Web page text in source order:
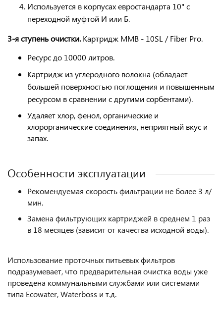
Используется в корпусах евростандарта 10" с
переходной муфтой И или Б.
3-я ступень очистки.Картридж ММB - 10SL / Fiber Pro.
Ресурс до 10000 литров.
Картридж из углеродного волокна (обладает
большей поверхностью поглощения и повышенным
ресурсом в сравнении с другими сорбентами).
Удаляетхлор, фенол, органические и
хлорорганические соединения, неприятный вкус и
запах.
Особенности эксплуатации
Рекомендуемая скорость фильтрации не более 3 л/
мин.
Замена фильтрующих картриджей в среднем 1 раз
в 18 месяцев (зависит от качества исходной воды).
Использование проточных питьевых фильтров
подразумевает, что предварительная очистка воды уже
проведена коммунальными службами или системами
типа Ecowater, Waterboss и т.д.